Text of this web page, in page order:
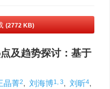
(2772 KB)
及趋势探讨：基于
晶菁2, 刘海博1, 3, 刘昕4,